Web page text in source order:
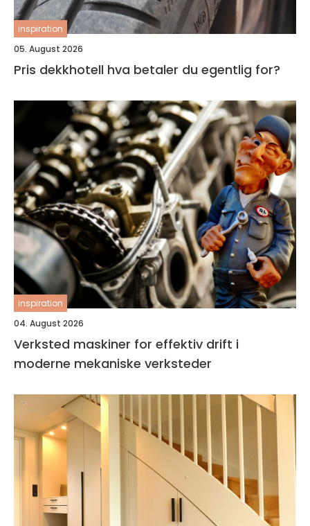
inspiration
05. August 2026
Pris dekkhotell hva betaler du egentlig for?
inspiration
04. August 2026
Verksted maskiner for effektiv drift i
moderne mekaniske verksteder